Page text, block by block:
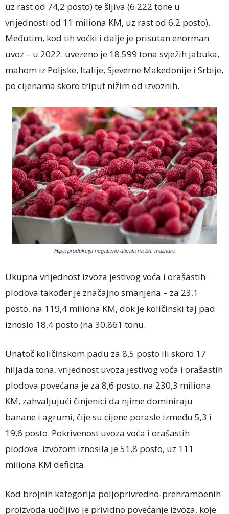
uz rast od 74,2 posto) te šljiva (6.222 tone u
vrijednosti od 11 miliona KM, uz rast od 6,2 posto).
Međutim, kod tih voćki i dalje je prisutan enorman
uvoz – u 2022. uvezeno je 18.599 tona svježih jabuka,
mahom iz Poljske, Italije, Sjeverne Makedonije i Srbije,
po cijenama skoro triput nižim od izvoznih.
Hiperprodukcija negativno uticala na bh. malinare
Ukupna vrijednost izvoza jestivog voća i orašastih
plodova također je značajno smanjena – za 23,1
posto, na 119,4 miliona KM, dok je količinski taj pad
iznosio 18,4 posto (na 30.861 tonu.
Unatoč količinskom padu za 8,5 posto ili skoro 17
hiljada tona, vrijednost uvoza jestivog voća i orašastih
plodova povećana je za 8,6 posto, na 230,3 miliona
KM, zahvaljujući činjenici da njime dominiraju
banane i agrumi, čije su cijene porasle između 5,3 i
19,6 posto. Pokrivenost uvoza voća i orašastih
plodova izvozom iznosila je 51,8 posto, uz 111
miliona KM deficita.
Kod brojnih kategorija poljoprivredno-prehrambenih
proizvoda uočljivo je prividno povećanje izvoza, koje